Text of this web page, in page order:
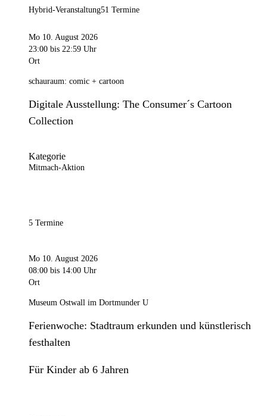
Hybrid-Veranstaltung51 Termine
Mo 10. August 2026
23:00 bis 22:59 Uhr
Ort
schauraum: comic + cartoon
Digitale Ausstellung: The Consumer´s Cartoon
Collection
Kategorie
Mitmach-Aktion
5 Termine
Mo 10. August 2026
08:00 bis 14:00 Uhr
Ort
Museum Ostwall im Dortmunder U
Ferienwoche: Stadtraum erkunden und künstlerisch
festhalten
Für Kinder ab 6 Jahren